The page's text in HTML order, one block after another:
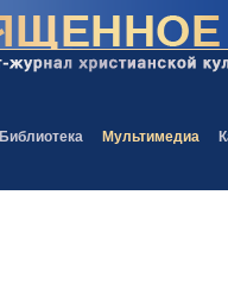
Библиотека Мультимедиа